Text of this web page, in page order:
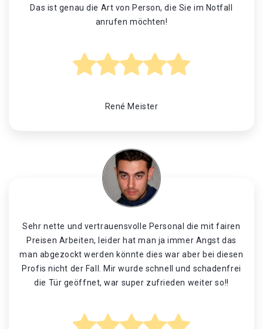
Das ist genau die Art von Person, die Sie im Notfall
anrufen möchten!
René Meister
Sehr nette und vertrauensvolle Personal die mit fairen
Preisen Arbeiten, leider hat man ja immer Angst das
man abgezockt werden könnte dies war aber bei diesen
Profis nicht der Fall. Mir wurde schnell und schadenfrei
die Tür geöffnet, war super zufrieden weiter so!!